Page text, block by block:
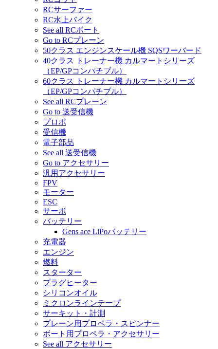
RCサーファー
RC水上バイク
See all RCボート
Go to RCプレーン
50クラス エンジンスケール機 SQSワーバード
40クラス トレーナー機 カルマートシリーズ
（EP/GPコンパチブル）
60クラス トレーナー機 カルマートシリーズ
（EP/GPコンパチブル）
See all RCプレーン
Go to 送受信機
プロポ
受信機
電子部品
See all 送受信機
Go to アクセサリー
汎用アクセサリー
FPV
モーター
ESC
サーボ
バッテリー
Gens ace LiPoバッテリー
充電器
エンジン
燃料
スターター
プラグヒーター
シリコンオイル
ミクロンラインテープ
サーキット・計測
プレーン用プロペラ・スピンナー
ボート用プロペラ・アクセサリー
See all アクセサリー